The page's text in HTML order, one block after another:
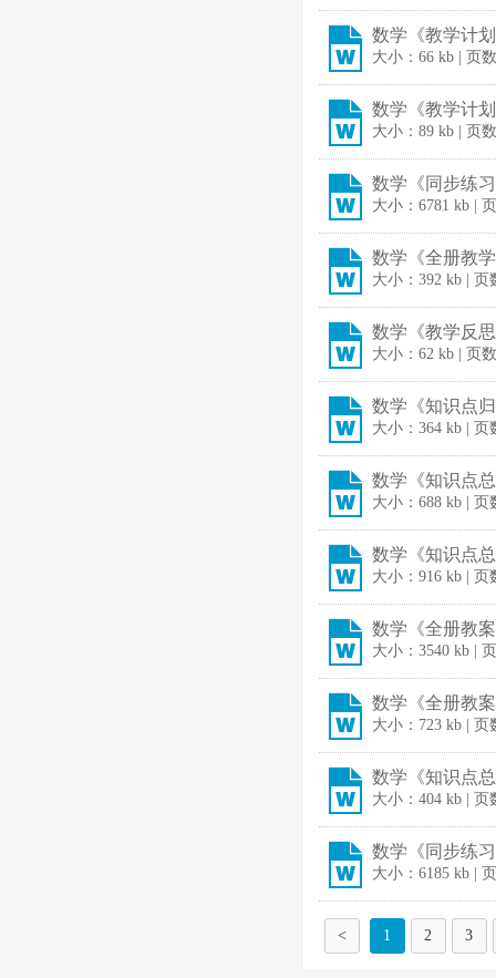
数学《教学计
大小：66 kb | 页
数学《教学计
大小：89 kb | 页
数学《同步练
大小：6781 kb |
数学《全册教
大小：392 kb | 页
数学《教学反
大小：62 kb | 页
数学《知识点
大小：364 kb | 页
数学《知识点
大小：688 kb | 页
数学《知识点
大小：916 kb | 页
数学《全册教
大小：3540 kb |
数学《全册教
大小：723 kb | 页
数学《知识点
大小：404 kb | 页
数学《同步练
大小：6185 kb |
< 1 2 3